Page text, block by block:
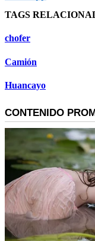
TAGS
chofer
Camión
Huancayo